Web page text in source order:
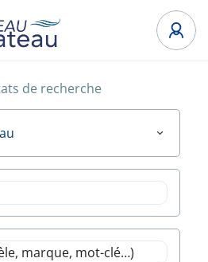
de recherche